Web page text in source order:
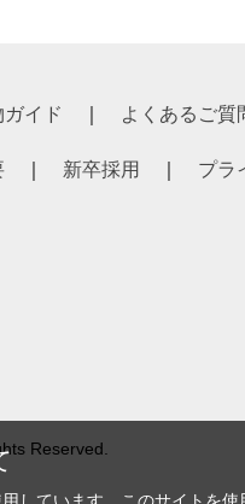
イド よくあるご質
新卒採用 プラ
Reserved.